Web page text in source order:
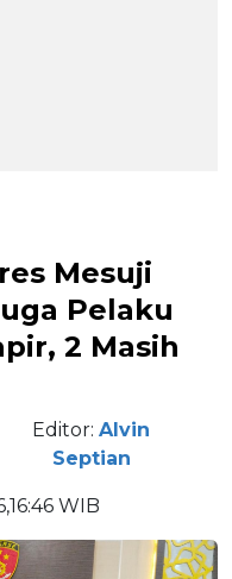
Mesuji
Pelaku
2 Masih
Editor:Alvin
Septian
WIB